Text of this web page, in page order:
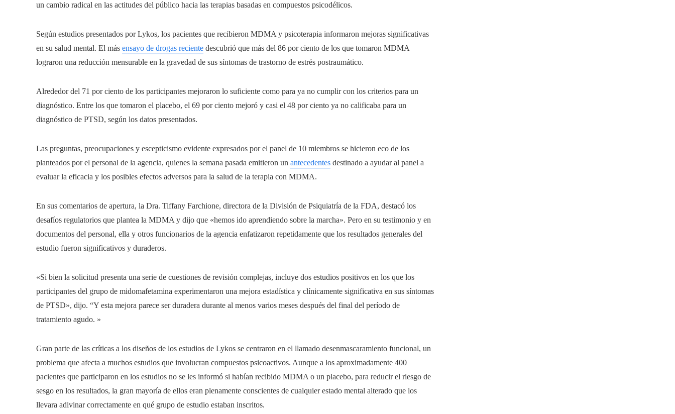
un cambio radical en las actitudes del público hacia las terapias basadas en compuestos psicodélicos.
Según estudios presentados por Lykos, los pacientes que recibieron MDMA y psicoterapia informaron mejoras significativas
en su salud mental. El más ensayo de drogas reciente descubrió que más del 86 por ciento de los que tomaron MDMA
lograron una reducción mensurable en la gravedad de sus síntomas de trastorno de estrés postraumático.
Alrededor del 71 por ciento de los participantes mejoraron lo suficiente como para ya no cumplir con los criterios para un
diagnóstico. Entre los que tomaron el placebo, el 69 por ciento mejoró y casi el 48 por ciento ya no calificaba para un
diagnóstico de PTSD, según los datos presentados.
Las preguntas, preocupaciones y escepticismo evidente expresados ​​por el panel de 10 miembros se hicieron eco de los
planteados por el personal de la agencia, quienes la semana pasada emitieron un antecedentes destinado a ayudar al panel a
evaluar la eficacia y los posibles efectos adversos para la salud de la terapia con MDMA.
En sus comentarios de apertura, la Dra. Tiffany Farchione, directora de la División de Psiquiatría de la FDA, destacó los
desafíos regulatorios que plantea la MDMA y dijo que «hemos ido aprendiendo sobre la marcha». Pero en su testimonio y en
documentos del personal, ella y otros funcionarios de la agencia enfatizaron repetidamente que los resultados generales del
estudio fueron significativos y duraderos.
«Si bien la solicitud presenta una serie de cuestiones de revisión complejas, incluye dos estudios positivos en los que los
participantes del grupo de midomafetamina experimentaron una mejora estadística y clínicamente significativa en sus síntomas
de PTSD», dijo. “Y esta mejora parece ser duradera durante al menos varios meses después del final del período de
tratamiento agudo. »
Gran parte de las críticas a los diseños de los estudios de Lykos se centraron en el llamado desenmascaramiento funcional, un
problema que afecta a muchos estudios que involucran compuestos psicoactivos. Aunque a los aproximadamente 400
pacientes que participaron en los estudios no se les informó si habían recibido MDMA o un placebo, para reducir el riesgo de
sesgo en los resultados, la gran mayoría de ellos eran plenamente conscientes de cualquier estado mental alterado que los
llevara adivinar correctamente en qué grupo de estudio estaban inscritos.